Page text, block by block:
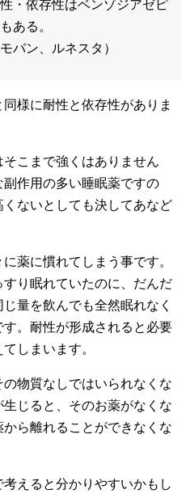
・依存性はベンゾジアゼピ
ある。
バン、ルネスタ）
様に耐性と依存性がありま
こまで強くはありません
作用の多い睡眠薬ですの
ないとしても決してあなど
薬に慣れてしまう事です。
り眠れていたのに、だんだ
量を飲んでも全然眠れなく
。耐性が形成されると必要
しまいます。
物質なしではいられなくな
じると、そのお薬がなくな
ら離れることができなくな
えると分かりやすいかもし